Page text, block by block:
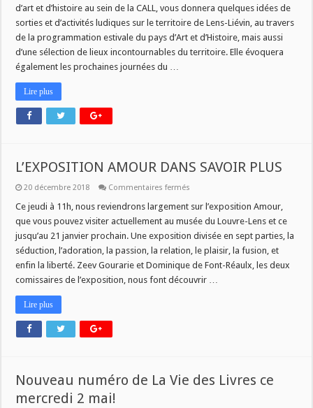
d’art et d’histoire au sein de la CALL, vous donnera quelques idées de
sorties et d’activités ludiques sur le territoire de Lens-Liévin, au travers
de la programmation estivale du pays d’Art et d’Histoire, mais aussi
d’une sélection de lieux incontournables du territoire. Elle évoquera
également les prochaines journées du …
Lire plus
L’EXPOSITION AMOUR DANS SAVOIR PLUS
20 décembre 2018 Commentaires fermés
AMOUR
SAVOIR
PLUS
Ce jeudi à 11h, nous reviendrons largement sur l’exposition Amour,
que vous pouvez visiter actuellement au musée du Louvre-Lens et ce
jusqu’au 21 janvier prochain. Une exposition divisée en sept parties, la
séduction, l’adoration, la passion, la relation, le plaisir, la fusion, et
enfin la liberté. Zeev Gourarie et Dominique de Font-Réaulx, les deux
comissaires de l’exposition, nous font découvrir …
Lire plus
Nouveau numéro de La Vie des Livres ce
mercredi 2 mai!